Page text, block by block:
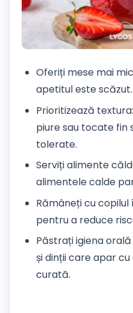
Oferiți mese mai
apetitul este scăzut.
Prioritizează
piure sau tocate fin
tolerate.
Serviți alimente
alimentele calde
Rămâneți cu
pentru a reduce
Păstrați igiena
și dinții care apar
curată.